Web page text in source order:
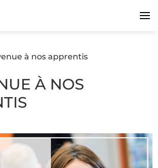
à nos apprentis
À NOS